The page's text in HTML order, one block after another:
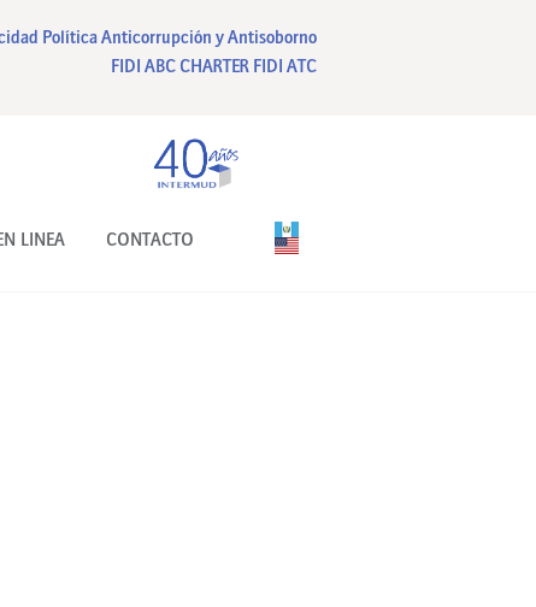
Política Anticorrupción y Antisoborno
FIDI ABC CHARTER FIDI ATC
LINEA CONTACTO